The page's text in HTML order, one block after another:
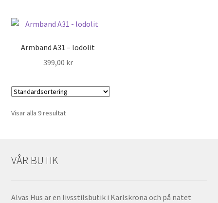
Armband A31 – lodolit
399,00 kr
Visar alla 9 resultat
VÅR BUTIK
Alvas Hus är en livsstilsbutik i Karlskrona och på nätet